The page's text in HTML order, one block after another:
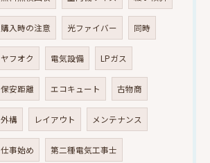
購入時の注意 光ファイバー 同時
ヤフオク 電気設備 LPガス
保安距離 エコキュート 古物商
外構 レイアウト メンテナンス
仕事始め 第二種電気工事士